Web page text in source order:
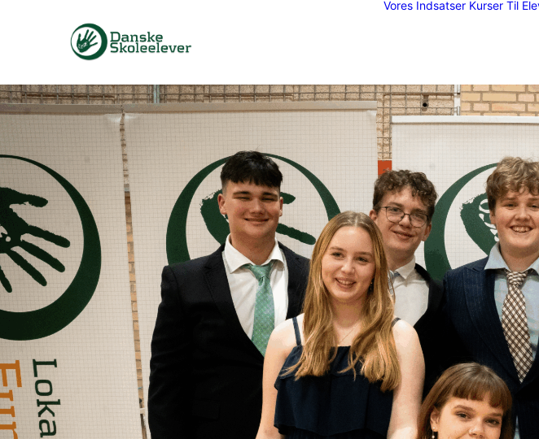
Vores Indsatser Kurser Til